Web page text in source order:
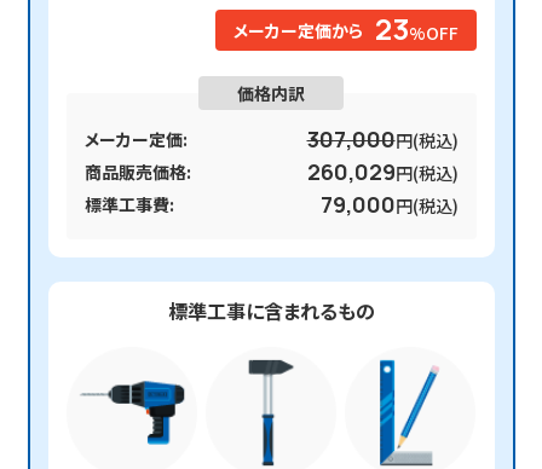
メーカー定価から 23%OFF
価格内訳
メーカー定価:
307,000円(税込)
商品販売価格:
260,029円(税込)
標準工事費:
79,000円(税込)
標準工事に含まれるもの